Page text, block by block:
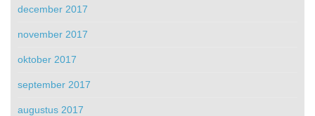
december 2017
november 2017
oktober 2017
september 2017
augustus 2017